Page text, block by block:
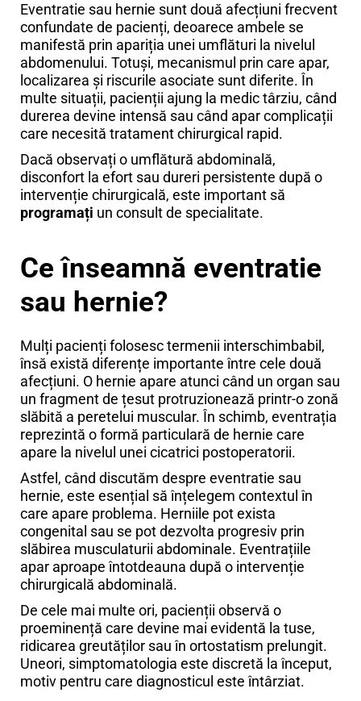
Eventratie sau hernie sunt două afecțiuni frecvent
confundate de pacienți, deoarece ambele se
manifestă prin apariția unei umflături la nivelul
abdomenului. Totuși, mecanismul prin care apar,
localizarea și riscurile asociate sunt diferite. În
multe situații, pacienții ajung la medic târziu, când
durerea devine intensă sau când apar complicații
care necesită tratament chirurgical rapid.
Dacă observați o umflătură abdominală,
disconfort la efort sau dureri persistente după o
intervenție chirurgicală, este important să
programați un consult de specialitate.
Ce înseamnă eventratie
sau hernie?
Mulți pacienți folosesc termenii interschimbabil,
însă există diferențe importante între cele două
afecțiuni. O hernie apare atunci când un organ sau
un fragment de țesut protruzionează printr-o zonă
slăbită a peretelui muscular. În schimb, eventrația
reprezintă o formă particulară de hernie care
apare la nivelul unei cicatrici postoperatorii.
Astfel, când discutăm despre eventratie sau
hernie, este esențial să înțelegem contextul în
care apare problema. Herniile pot exista
congenital sau se pot dezvolta progresiv prin
slăbirea musculaturii abdominale. Eventrațiile
apar aproape întotdeauna după o intervenție
chirurgicală abdominală.
De cele mai multe ori, pacienții observă o
proeminență care devine mai evidentă la tuse,
ridicarea greutăților sau în ortostatism prelungit.
Uneori, simptomatologia este discretă la început,
motiv pentru care diagnosticul este întârziat.